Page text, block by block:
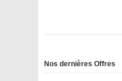
Nos dernières Offres